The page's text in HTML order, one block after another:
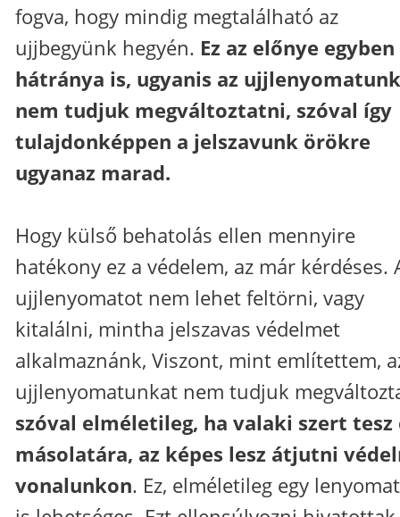
fogva, hogy mindig megtalálható az
ujjbegyünk hegyén. Ez az előnye egyben
hátránya is, ugyanis az
nem tudjuk megváltoztatni, szóval így
tulajdonképpen a jelszavunk örökre
ugyanaz marad.
Hogy külső behatolás ellen mennyire
hatékony ez a védelem, az már kérdéses.
ujjlenyomatot nem lehet feltörni, vagy
kitalálni, mintha jelszavas védelmet
alkalmaznánk, Viszont, mint említettem,
ujjlenyomatunkat nem tudjuk
szóval elméletileg, ha valaki szert tesz
másolatára, az képes lesz átjutni
vonalunkon. Ez, elméletileg egy